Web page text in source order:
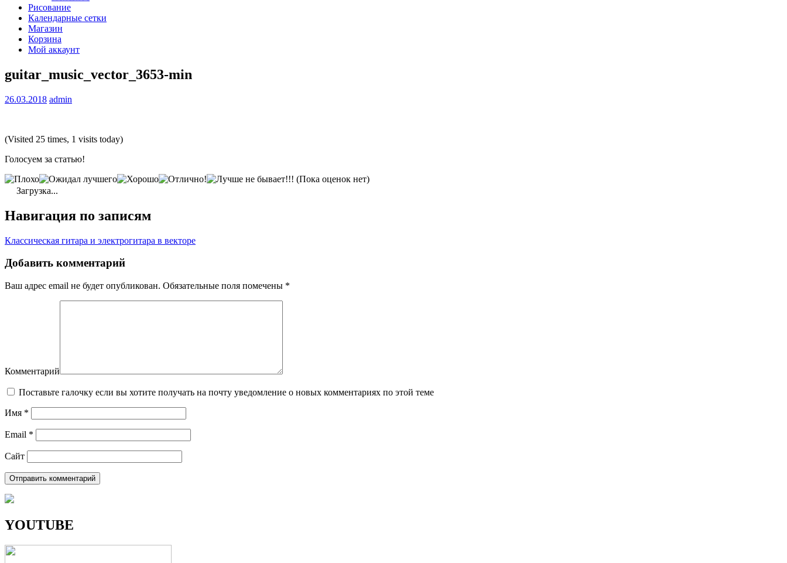
Рисование
Календарные сетки
Магазин
Корзина
Мой аккаунт
guitar_music_vector_3653-min
26.03.2018 admin
(Visited 25 times, 1 visits today)
Голосуем за статью!
(Пока оценок нет)
Загрузка...
Навигация по записям
Классическая гитара и электрогитара в векторе
Добавить комментарий
Ваш адрес email не будет опубликован. Обязательные поля помечены *
Комментарий
Поставьте галочку если вы хотите получать на почту уведомление о новых комментариях по этой теме
Имя *
Email *
Сайт
YOUTUBE